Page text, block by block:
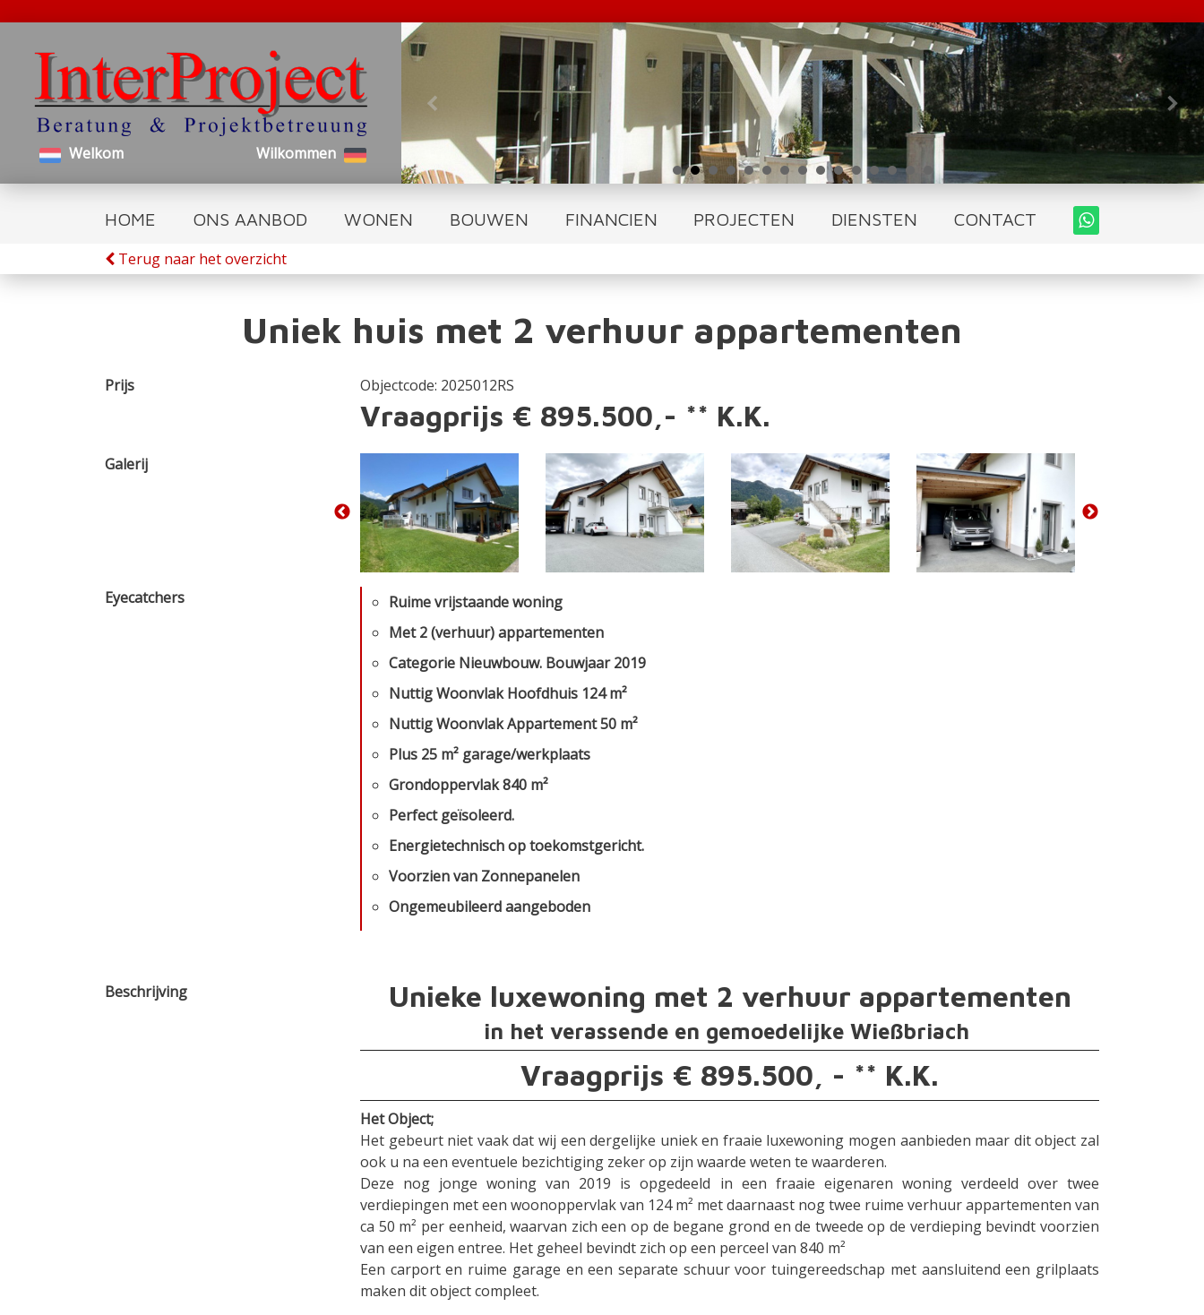
Welkom Wilkommen
HOME ONS AANBOD WONEN BOUWEN FINANCIEN PROJECTEN DIENSTEN CONTACT
Terug naar het overzicht
Uniek huis met 2 verhuur appartementen
Prijs Objectcode: 2025012RS
Vraagprijs € 895.500,- ** K.K.
Galerij
Eyecatchers
Ruime vrijstaande woning
Met 2 (verhuur) appartementen
Categorie Nieuwbouw. Bouwjaar 2019
Nuttig Woonvlak Hoofdhuis 124 m²
Nuttig Woonvlak Appartement 50 m²
Plus 25 m² garage/werkplaats
Grondoppervlak 840 m²
Perfect geïsoleerd.
Energietechnisch op toekomstgericht.
Voorzien van Zonnepanelen
Ongemeubileerd aangeboden
Beschrijving Unieke luxewoning met 2 verhuur appartementen
in het verassende en gemoedelijke Wießbriach
Vraagprijs € 895.500, - ** K.K.
Het Object;
Het gebeurt niet vaak dat wij een dergelijke uniek en fraaie luxewoning mogen aanbieden maar dit object zal
ook u na een eventuele bezichtiging zeker op zijn waarde weten te waarderen.
Deze nog jonge woning van 2019 is opgedeeld in een fraaie eigenaren woning verdeeld over twee
verdiepingen met een woonoppervlak van 124 m² met daarnaast nog twee ruime verhuur appartementen van
ca 50 m² per eenheid, waarvan zich een op de begane grond en de tweede op de verdieping bevindt voorzien
van een eigen entree. Het geheel bevindt zich op een perceel van 840 m²
Een carport en ruime garage en een separate schuur voor tuingereedschap met aansluitend een grilplaats
maken dit object compleet.